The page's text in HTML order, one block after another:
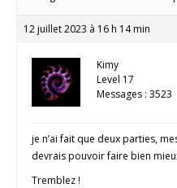
12 juillet 2023 à 16 h 14 min
Kimy
Level 17
Messages : 3523
je n’ai fait que deux parties,
devrais pouvoir faire bien
Tremblez !